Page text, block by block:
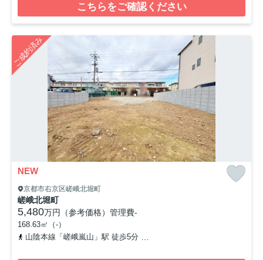
こちらをご確認ください
ご成約済み
NEW
京都市右京区嵯峨北堀町
嵯峨北堀町
5,480万円（参考価格） 管理費-
168.63㎡（-）
山陰本線「嵯峨嵐山」駅 徒歩5分